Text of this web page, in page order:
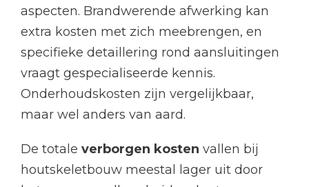
aspecten. Brandwerende afwerking kan
extra kosten met zich meebrengen, en
specifieke detaillering rond aansluitingen
vraagt gespecialiseerde kennis.
Onderhoudskosten zijn vergelijkbaar,
maar wel anders van aard.
De totale verborgen kosten vallen bij
houtskeletbouw meestal lager uit door